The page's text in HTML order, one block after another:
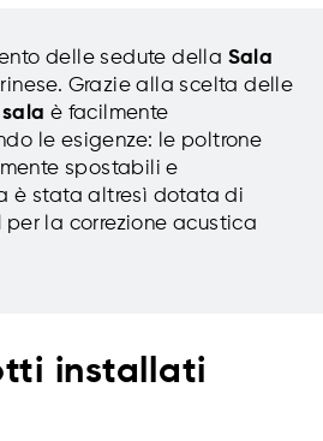
delle sedute della Sala
Grazie alla scelta delle
sala è facilmente
le esigenze: le poltrone
spostabili e
è stata altresì dotata di
per la correzione acustica
installati